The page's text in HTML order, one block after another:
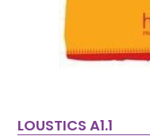
LOUSTICS A1.1